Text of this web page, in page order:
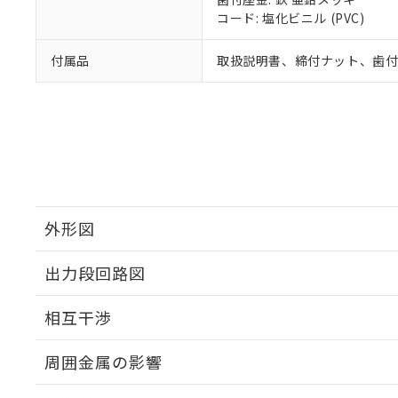
コード: 塩化ビニル (PVC)
付属品 取扱説明書、締付ナット、歯
外形図
出力段回路図
相互干渉
周囲金属の影響